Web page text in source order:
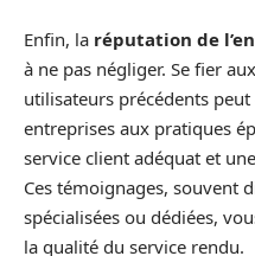
Enfin, la réputation de
à ne pas négliger. Se fier
utilisateurs précédents
entreprises aux pratiques
service client adéquat et
Ces témoignages, souvent
spécialisées ou dédiées,
la qualité du service rendu.